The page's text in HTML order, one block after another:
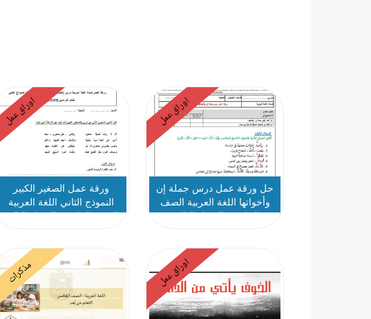
اوراق عمل
حل ورقة عمل درس جملة إن
وأخواتها اللغة العربية الصف
الخامس الفصل الثالث
اوراق عمل
ورقة عمل الصغير الكبير
النموذج الثاني اللغة العربية
الصف الخامس الفصل الثالث
اوراق عمل مذكرات